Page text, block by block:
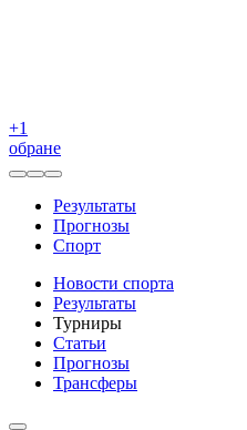
+1
обране
Результаты
Прогнозы
Спорт
Новости спорта
Результаты
Турниры
Статьи
Прогнозы
Трансферы